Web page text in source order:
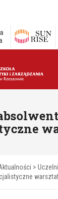
>